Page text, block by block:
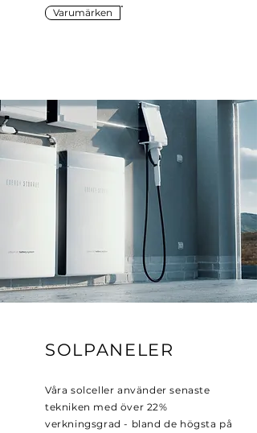
Varumärken
SOLPANELER
Våra solceller använder senaste
tekniken med över 22%
verkningsgrad - bland de högsta på